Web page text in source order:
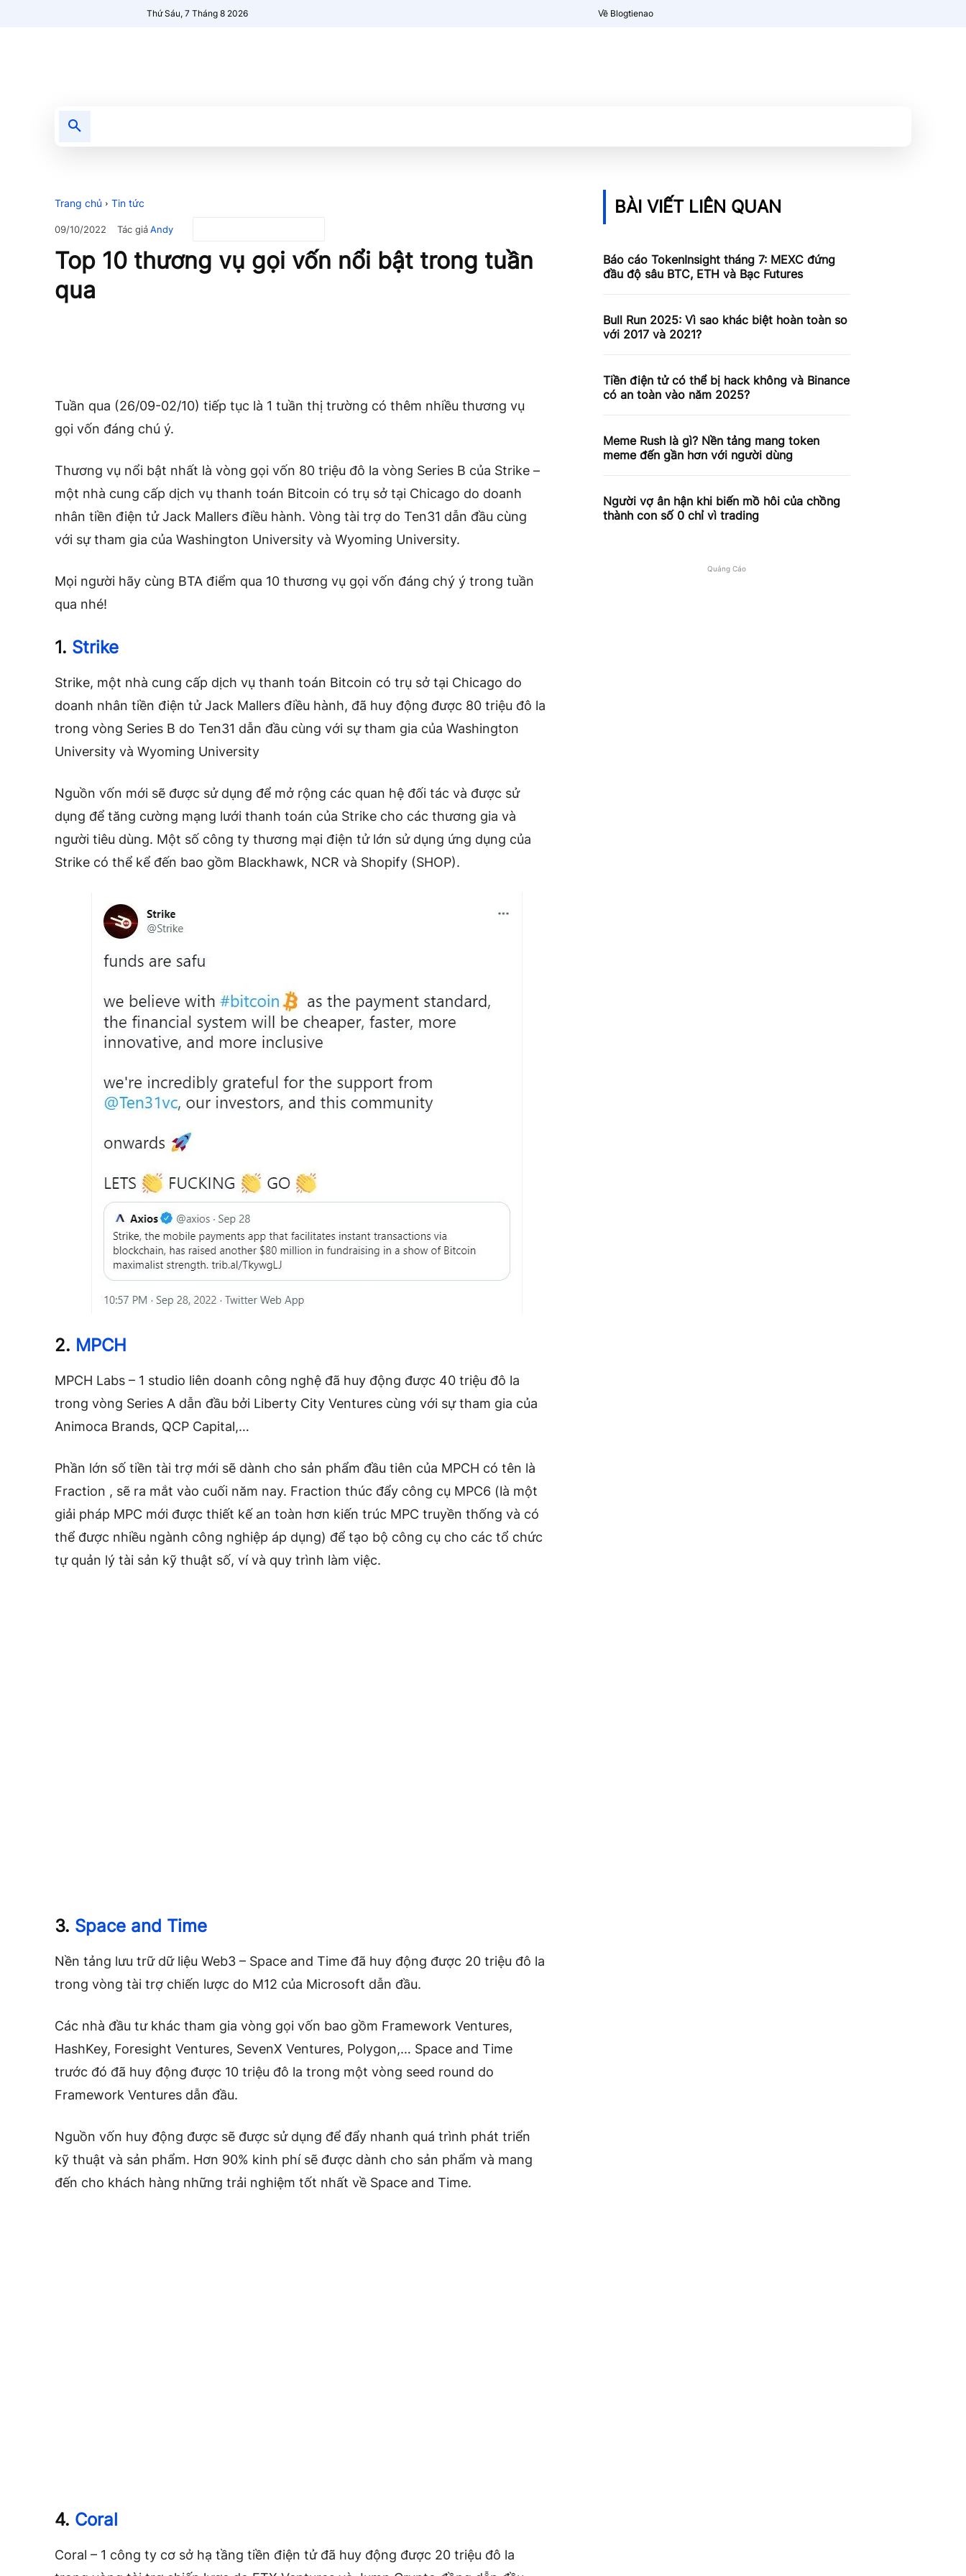
Thứ Sáu, 7 Tháng 8 2026 Về Blogtienao
Trang chủ Tin tức
09/10/2022 Tác giảAndy
Top 10 thương vụ gọi vốn nổi bật trong tuần
qua
Tuần qua (26/09-02/10) tiếp tục là 1 tuần thị trường có thêm nhiều thương vụ
gọi vốn đáng chú ý.
Thương vụ nổi bật nhất là vòng gọi vốn 80 triệu đô la vòng Series B của Strike –
một nhà cung cấp dịch vụ thanh toán Bitcoin có trụ sở tại Chicago do doanh
nhân tiền điện tử Jack Mallers điều hành. Vòng tài trợ do Ten31 dẫn đầu cùng
với sự tham gia của Washington University và Wyoming University.
Mọi người hãy cùng BTA điểm qua 10 thương vụ gọi vốn đáng chý ý trong tuần
qua nhé!
1. Strike
Strike, một nhà cung cấp dịch vụ thanh toán Bitcoin có trụ sở tại Chicago do
doanh nhân tiền điện tử Jack Mallers điều hành, đã huy động được 80 triệu đô la
trong vòng Series B do Ten31 dẫn đầu cùng với sự tham gia của Washington
University và Wyoming University
Nguồn vốn mới sẽ được sử dụng để mở rộng các quan hệ đối tác và được sử
dụng để tăng cường mạng lưới thanh toán của Strike cho các thương gia và
người tiêu dùng. Một số công ty thương mại điện tử lớn sử dụng ứng dụng của
Strike có thể kể đến bao gồm Blackhawk, NCR và Shopify (SHOP).
2. MPCH
MPCH Labs – 1 studio liên doanh công nghệ đã huy động được 40 triệu đô la
trong vòng Series A dẫn đầu bởi Liberty City Ventures cùng với sự tham gia của
Animoca Brands, QCP Capital,…
Phần lớn số tiền tài trợ mới sẽ dành cho sản phẩm đầu tiên của MPCH có tên là
Fraction , sẽ ra mắt vào cuối năm nay. Fraction thúc đẩy công cụ MPC6 (là một
giải pháp MPC mới được thiết kế an toàn hơn kiến ​​trúc MPC truyền thống và có
thể được nhiều ngành công nghiệp áp dụng) để tạo bộ công cụ cho các tổ chức
tự quản lý tài sản kỹ thuật số, ví và quy trình làm việc.
3. Space and Time
Nền tảng lưu trữ dữ liệu Web3 – Space and Time đã huy động được 20 triệu đô la
trong vòng tài trợ chiến lược do M12 của Microsoft dẫn đầu.
Các nhà đầu tư khác tham gia vòng gọi vốn bao gồm Framework Ventures,
HashKey, Foresight Ventures, SevenX Ventures, Polygon,… Space and Time
trước đó đã huy động được 10 triệu đô la trong một vòng seed round do
Framework Ventures dẫn đầu.
Nguồn vốn huy động được sẽ được sử dụng để đẩy nhanh quá trình phát triển
kỹ thuật và sản phẩm. Hơn 90% kinh phí sẽ được dành cho sản phẩm và mang
đến cho khách hàng những trải nghiệm tốt nhất về Space and Time.
4. Coral
Coral – 1 công ty cơ sở hạ tầng tiền điện tử đã huy động được 20 triệu đô la
BÀI VIẾT LIÊN QUAN
Báo cáo TokenInsight tháng 7: MEXC đứng
đầu độ sâu BTC, ETH và Bạc Futures
Bull Run 2025: Vì sao khác biệt hoàn toàn so
với 2017 và 2021?
Tiền điện tử có thể bị hack không và Binance
có an toàn vào năm 2025?
Meme Rush là gì? Nền tảng mang token
meme đến gần hơn với người dùng
Người vợ ân hận khi biến mồ hôi của chồng
thành con số 0 chỉ vì trading
Quảng Cáo